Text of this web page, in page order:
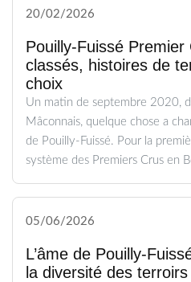
20/02/2026
Pouilly-Fuissé
classés, histoires de
choix
Un matin de septembre 2020,
Mâconnais, quelque chose a
de Pouilly-Fuissé. Pour la
système des Premiers Crus en
05/06/2026
L’âme de Pouilly-
la diversité des terroirs